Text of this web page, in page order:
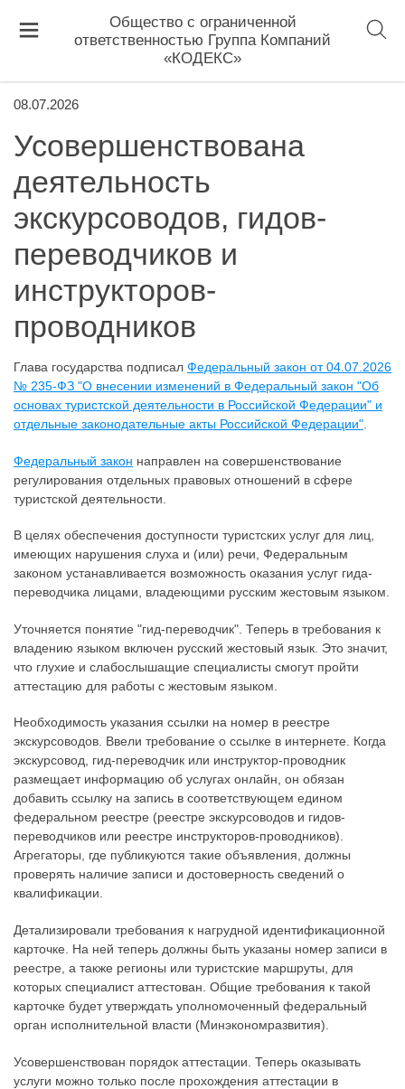
Общество с ограниченной
ответственностью Группа Компаний
«КОДЕКС»
08.07.2026
Усовершенствована
деятельность
экскурсоводов, гидов-
переводчиков и
инструкторов-
проводников
Глава государства подписал Федеральный закон от 04.07.2026
№ 235-ФЗ "О внесении изменений в Федеральный закон "Об
основах туристской деятельности в Российской Федерации" и
отдельные законодательные акты Российской Федерации"
Федеральный закон направлен на совершенствование
регулирования отдельных правовых отношений в сфере
туристской деятельности.
В целях обеспечения доступности туристских услуг для лиц,
имеющих нарушения слуха и (или) речи, Федеральным
законом устанавливается возможность оказания услуг гида-
переводчика лицами, владеющими русским жестовым языком.
Уточняется понятие "гид-переводчик". Теперь в требования к
владению языком включен русский жестовый язык. Это значит,
что глухие и слабослышащие специалисты смогут пройти
аттестацию для работы с жестовым языком.
Необходимость указания ссылки на номер в реестре
экскурсоводов. Ввели требование о ссылке в интернете. Когда
экскурсовод, гид-переводчик или инструктор-проводник
размещает информацию об услугах онлайн, он обязан
добавить ссылку на запись в соответствующем едином
федеральном реестре (реестре экскурсоводов и гидов-
переводчиков или реестре инструкторов-проводников).
Агрегаторы, где публикуются такие объявления, должны
проверять наличие записи и достоверность сведений о
квалификации.
Детализировали требования к нагрудной идентификационной
карточке. На ней теперь должны быть указаны номер записи в
реестре, а также регионы или туристские маршруты, для
которых специалист аттестован. Общие требования к такой
карточке будет утверждать уполномоченный федеральный
орган исполнительной власти (Минэкономразвития).
Усовершенствован порядок аттестации. Теперь оказывать
услуги можно только после прохождения аттестации в